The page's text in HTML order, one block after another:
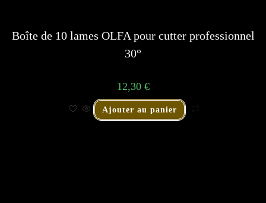
Boîte de 10 lames OLFA pour cutter professionnel
30°
12,30 €
Ajouter au panier